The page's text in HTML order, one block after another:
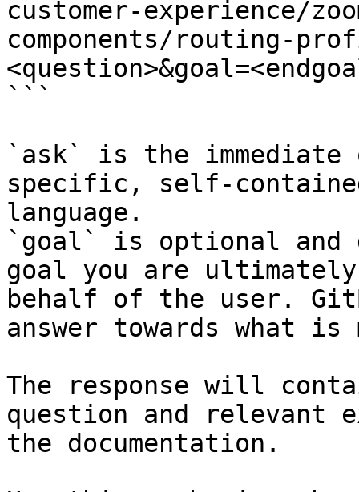
customer-experience/
components/routing-
```
`ask` is the
specific, self-
language.
`goal` is optional and
goal you are
behalf of the user.
answer towards what
The response will
question and relevant
the documentation.